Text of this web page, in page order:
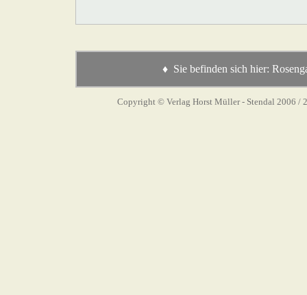
♦ Sie befinden sich hier:
Copyright © Verlag Horst Müller - Stendal 2006 /